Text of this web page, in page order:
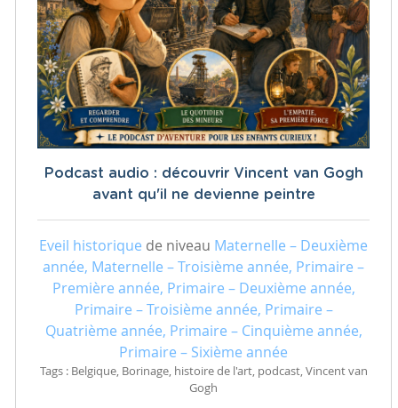
Podcast audio : découvrir Vincent van Gogh
avant qu'il ne devienne peintre
Eveil historique de niveau Maternelle – Deuxième
année, Maternelle – Troisième année, Primaire –
Première année, Primaire – Deuxième année,
Primaire – Troisième année, Primaire –
Quatrième année, Primaire – Cinquième année,
Primaire – Sixième année
Tags : Belgique, Borinage, histoire de l'art, podcast, Vincent van
Gogh